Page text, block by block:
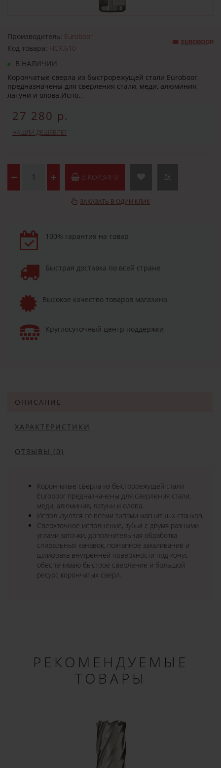
Производитель: Euroboor
Код товара: HCX.610
В НАЛИЧИИ
Корончатые сверла из быстрорежущей стали Euroboor
предназначены для сверления стали, меди, алюминия,
латуни и олова.Испо..
27 280 р.
НАШЛИ ДЕШЕВЛЕ?
В КОРЗИНУ
ЗАКАЗАТЬ В ОДИН КЛИК
100% гарантия на товар
Быстрая доставка по всей стране
Высокое качество товаров магазина
Круглосуточный центр поддержки
ОПИСАНИЕ
ХАРАКТЕРИСТИКИ
ОТЗЫВЫ (0)
Корончатые сверла из быстрорежущей стали
Euroboor предназначены для сверления стали,
меди, алюминия, латуни и олова.
Используются со всеми типами магнитных станков.
Сверхточное исполнение, зубья с двумя разными
углами заточки, дополнительная обработка
спиральных канавок, поэтапное закаливание и
шлифовка внутренней поверхности под конус
обеспечиваю быстрое сверление и большой
ресурс корончатых сверл.
РЕКОМЕНДУЕМЫЕ
ТОВАРЫ